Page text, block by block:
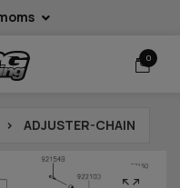
0
ADJUSTER-CHAIN